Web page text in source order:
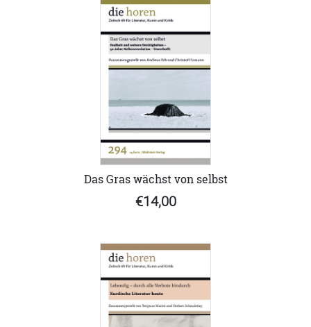
Das Gras wächst von selbst
€14,00